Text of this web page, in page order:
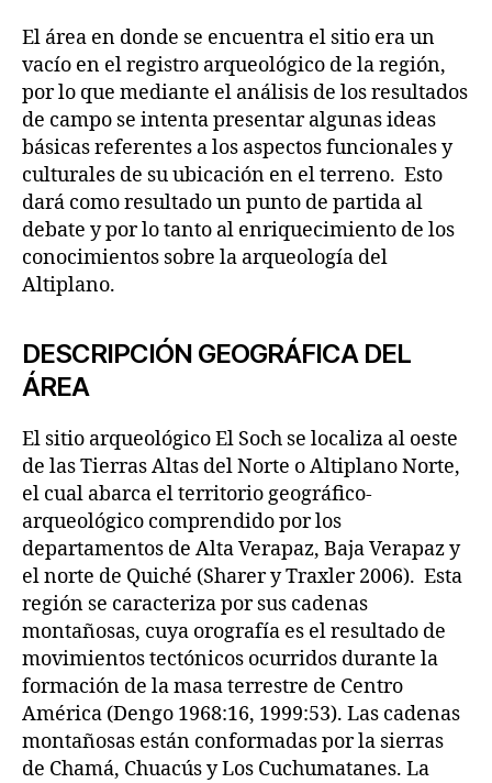
El área en donde se encuentra el sitio era un
vacío en el registro arqueológico de la región,
por lo que mediante el análisis de los resultados
de campo se intenta presentar algunas ideas
básicas referentes a los aspectos funcionales y
culturales de su ubicación en el terreno. Esto
dará como resultado un punto de partida al
debate y por lo tanto al enriquecimiento de los
conocimientos sobre la arqueología del
Altiplano.
DESCRIPCIÓN GEOGRÁFICA DEL
ÁREA
El sitio arqueológico El Soch se localiza al oeste
de las Tierras Altas del Norte o Altiplano Norte,
el cual abarca el territorio geográfico-
arqueológico comprendido por los
departamentos de Alta Verapaz, Baja Verapaz y
el norte de Quiché (Sharer y Traxler 2006). Esta
región se caracteriza por sus cadenas
montañosas, cuya orografía es el resultado de
movimientos tectónicos ocurridos durante la
formación de la masa terrestre de Centro
América (Dengo 1968:16, 1999:53). Las cadenas
montañosas están conformadas por la sierras
de Chamá, Chuacús y Los Cuchumatanes. La